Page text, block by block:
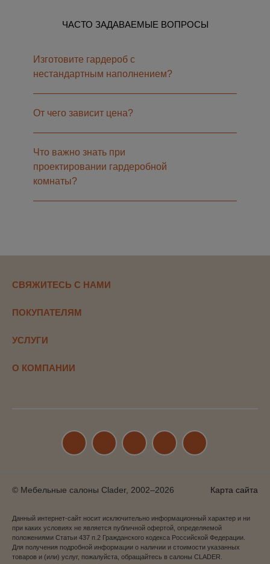
ЧАСТО ЗАДАВАЕМЫЕ ВОПРОСЫ
Изготовите гардероб с
нестандартным наполнением?
От чего зависит цена?
Что важно знать при
проектировании гардеробной
комнаты?
СВЯЖИТЕСЬ С НАМИ
ПОКУПАТЕЛЯМ
УСЛУГИ
О КОМПАНИИ
© Мебельные салоны Clader, 2002–2026 Карта сайта
Данный интернет-сайт носит исключительно информационный характер и ни
при каких условиях не является публичной офертой, определяемой
положениями Статьи 437 п.2 Гражданского кодекса Российской Федерации.
Для получения подробной информации о наличии и стоимости указанных
товаров и (или) услуг, пожалуйста, обращайтесь в салоны CLADER.